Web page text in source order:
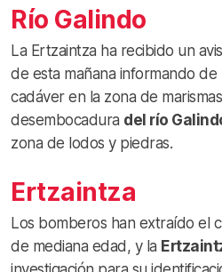
Río Galindo
La Ertzaintza ha recibido un
de esta mañana informando de
cadáver en la zona de
desembocadura del río
zona de lodos y piedras.
Ertzaintza
Los bomberos han extraído el
de mediana edad, y la